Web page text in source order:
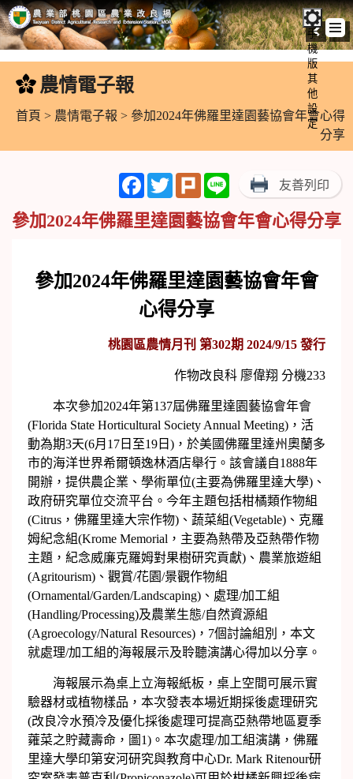
跳
容
手
機
版
其
他
設
定
農情電子報
首頁 > 農情電子報 > 參加2024年佛羅里達園藝協會年會心得
分享
FacebookTwitterPlurk Line 友善列印
參加2024年佛羅里達園藝協會年會心得分享
參加2024年佛羅里達園藝協會年會
心得分享
桃園區農情月刊 第302期 2024/9/15 發行
作物改良科 廖偉翔 分機233
本次參加2024年第137屆佛羅里達園藝協會年會
(Florida State Horticultural Society Annual Meeting)，活
動為期3天(6月17日至19日)，於美國佛羅里達州奧蘭多
市的海洋世界希爾頓逸林酒店舉行。該會議自1888年
開辦，提供農企業、學術單位(主要為佛羅里達大學)、
政府研究單位交流平台。今年主題包括柑橘類作物組
(Citrus，佛羅里達大宗作物)、蔬菜組(Vegetable)、克羅
姆紀念組(Krome Memorial，主要為熱帶及亞熱帶作物
主題，紀念威廉克羅姆對果樹研究貢獻)、農業旅遊組
(Agritourism)、觀賞/花園/景觀作物組
(Ornamental/Garden/Landscaping)、處理/加工組
(Handling/Processing)及農業生態/自然資源組
(Agroecology/Natural Resources)，7個討論組別，本文
就處理/加工組的海報展示及聆聽演講心得加以分享。
海報展示為桌上立海報紙板，桌上空間可展示實
驗器材或植物樣品，本次發表本場近期採後處理研究
(改良冷水預冷及優化採後處理可提高亞熱帶地區夏季
蕹菜之貯藏壽命，圖1)。本次處理/加工組演講，佛羅
里達大學印第安河研究與教育中心Dr. Mark Ritenour研